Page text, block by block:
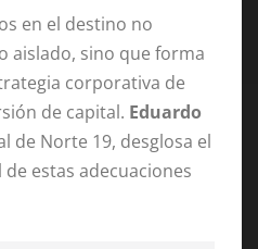
en el destino no
aislado, sino que forma
corporativa de
de capital. Eduardo
de Norte 19, desglosa el
estas adecuaciones